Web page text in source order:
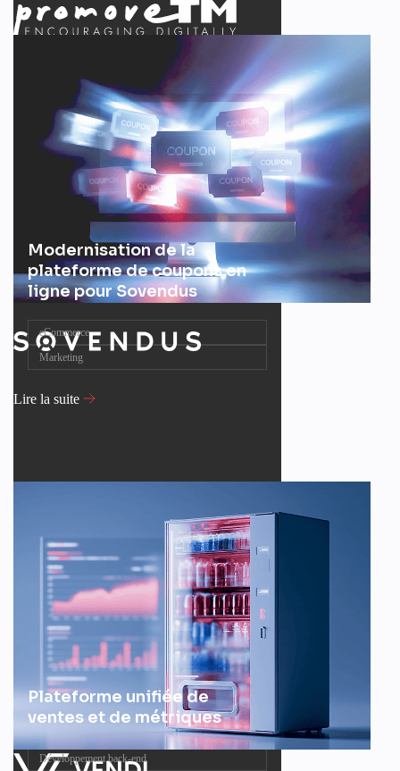
Modernisation de la
plateforme de coupons en
ligne pour Sovendus
eCommerce
Marketing
Lire la suite
Plateforme unifiée de
ventes et de métriques
Développement back-end